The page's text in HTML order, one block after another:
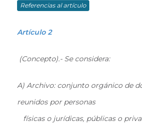
Referencias al artículo
Artículo 2
(Concepto).- Se considera:
A) Archivo: conjunto orgánico de
reunidos por personas
físicas o jurídicas, públicas o